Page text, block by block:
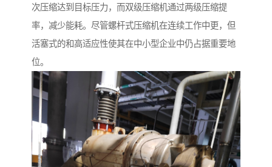
次压缩达到目标压力，而双级压缩机通过两级压缩提
率，减少能耗。尽管螺杆式压缩机在连续工作中更，但
活塞式的和高适应性使其在中小型企业中仍占据重要地
位。